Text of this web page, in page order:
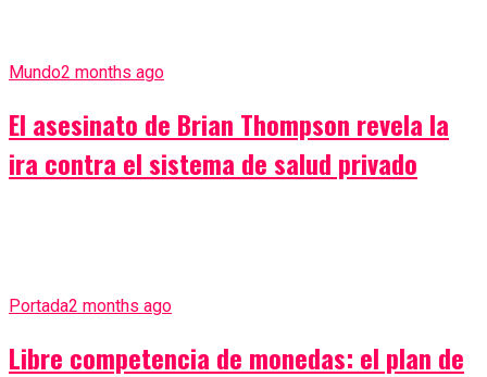
Mundo2 months ago
El asesinato de Brian Thompson revela la
ira contra el sistema de salud privado
Portada2 months ago
Libre competencia de monedas: el plan de